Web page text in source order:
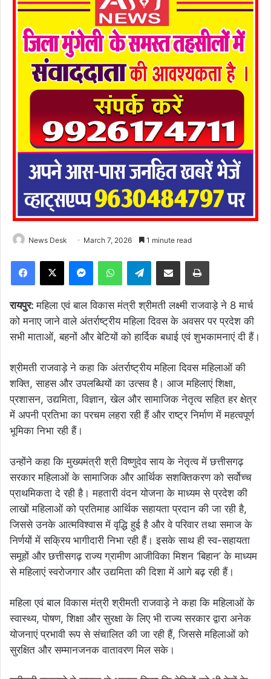
News Desk March 7, 2026 1 minute read
Facebook
X MessengerWhatsAppTelegramShare via Email Print
रायपुर:महिला एवं बाल विकास मंत्री श्रीमती लक्ष्मी राजवाड़े ने 8 मार्च
को मनाए जाने वाले अंतर्राष्ट्रीय महिला दिवस के अवसर पर प्रदेश की
सभी माताओं, बहनों और बेटियों को हार्दिक बधाई एवं शुभकामनाएं दी हैं।
श्रीमती राजवाड़े ने कहा कि अंतर्राष्ट्रीय महिला दिवस महिलाओं की
शक्ति, साहस और उपलब्धियों का उत्सव है। आज महिलाएं शिक्षा,
प्रशासन, उद्यमिता, विज्ञान, खेल और सामाजिक नेतृत्व सहित हर क्षेत्र
में अपनी प्रतिभा का परचम लहरा रही हैं और राष्ट्र निर्माण में महत्वपूर्ण
भूमिका निभा रही हैं।
उन्होंने कहा कि मुख्यमंत्री श्री विष्णुदेव साय के नेतृत्व में छत्तीसगढ़
सरकार महिलाओं के सामाजिक और आर्थिक सशक्तिकरण को सर्वोच्च
प्राथमिकता दे रही है। महतारी वंदन योजना के माध्यम से प्रदेश की
लाखों महिलाओं को प्रतिमाह आर्थिक सहायता प्रदान की जा रही है,
जिससे उनके आत्मविश्वास में वृद्धि हुई है और वे परिवार तथा समाज के
निर्णयों में सक्रिय भागीदारी निभा रही हैं। इसके साथ ही स्व-सहायता
समूहों और छत्तीसगढ़ राज्य ग्रामीण आजीविका मिशन ‘बिहान’ के माध्यम
से महिलाएं स्वरोजगार और उद्यमिता की दिशा में आगे बढ़ रही हैं।
महिला एवं बाल विकास मंत्री श्रीमती राजवाड़े ने कहा कि महिलाओं के
स्वास्थ्य, पोषण, शिक्षा और सुरक्षा के लिए भी राज्य सरकार द्वारा अनेक
योजनाएं प्रभावी रूप से संचालित की जा रही हैं, जिससे महिलाओं को
सुरक्षित और सम्मानजनक वातावरण मिल सके।